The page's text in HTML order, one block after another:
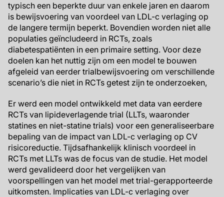
typisch een beperkte duur van enkele jaren en daarom
is bewijsvoering van voordeel van LDL-c verlaging op
de langere termijn beperkt. Bovendien worden niet alle
populaties geïncludeerd in RCTs, zoals
diabetespatiënten in een primaire setting. Voor deze
doelen kan het nuttig zijn om een model te bouwen
afgeleid van eerder trialbewijsvoering om verschillende
scenario’s die niet in RCTs getest zijn te onderzoeken,
Er werd een model ontwikkeld met data van eerdere
RCTs van lipideverlagende trial (LLTs, waaronder
statines en niet-statine trials) voor een generaliseerbare
bepaling van de impact van LDL-c verlaging op CV
risicoreductie. Tijdsafhankelijk klinisch voordeel in
RCTs met LLTs was de focus van de studie. Het model
werd gevalideerd door het vergelijken van
voorspellingen van het model met trial-gerapporteerde
uitkomsten. Implicaties van LDL-c verlaging over